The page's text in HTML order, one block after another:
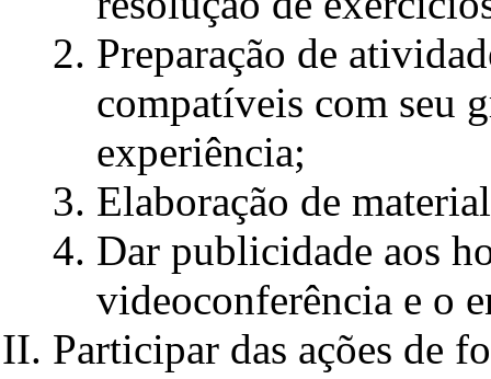
Preparação de
compatíveis com seu
experiência;
Elaboração de
Dar publicidade aos
videoconferência e o
Participar das ações de